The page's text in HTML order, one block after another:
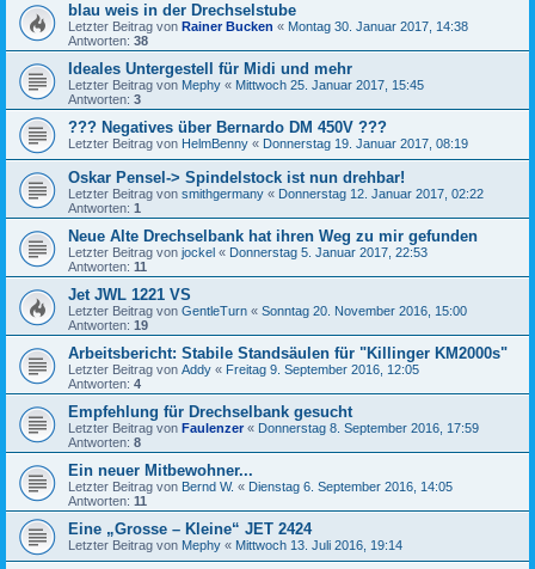
blau weis in der Drechselstube
Letzter Beitrag von Rainer Bucken « Montag 30. Januar 2017, 14:38
Antworten: 38
Ideales Untergestell für Midi und mehr
Letzter Beitrag von Mephy « Mittwoch 25. Januar 2017, 15:45
Antworten: 3
??? Negatives über Bernardo DM 450V ???
Letzter Beitrag von HelmBenny « Donnerstag 19. Januar 2017, 08:19
Oskar Pensel-> Spindelstock ist nun drehbar!
Letzter Beitrag von smithgermany « Donnerstag 12. Januar 2017, 02:22
Antworten: 1
Neue Alte Drechselbank hat ihren Weg zu mir gefunden
Letzter Beitrag von jockel « Donnerstag 5. Januar 2017, 22:53
Antworten: 11
Jet JWL 1221 VS
Letzter Beitrag von GentleTurn « Sonntag 20. November 2016, 15:00
Antworten: 19
Arbeitsbericht: Stabile Standsäulen für "Killinger KM2000s"
Letzter Beitrag von Addy « Freitag 9. September 2016, 12:05
Antworten: 4
Empfehlung für Drechselbank gesucht
Letzter Beitrag von Faulenzer « Donnerstag 8. September 2016, 17:59
Antworten: 8
Ein neuer Mitbewohner...
Letzter Beitrag von Bernd W. « Dienstag 6. September 2016, 14:05
Antworten: 11
Eine „Grosse – Kleine“ JET 2424
Letzter Beitrag von Mephy « Mittwoch 13. Juli 2016, 19:14